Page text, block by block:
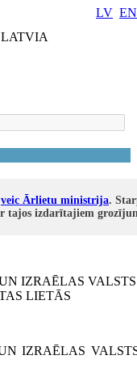
LV EN
veic Ārlietu ministrija.
tajos izdarītajiem
IZRAĒLAS
LIETĀS
IZRAĒLAS